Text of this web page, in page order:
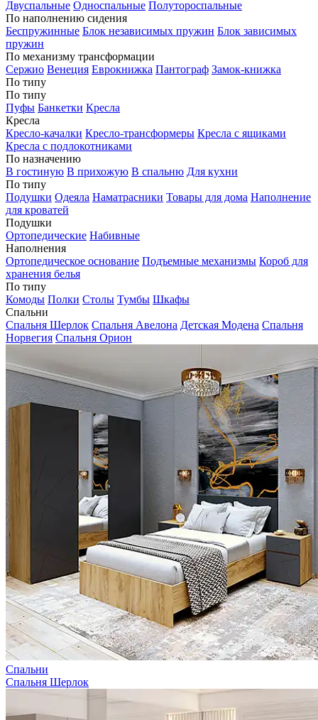
Двуспальные Односпальные Полутороспальные
По наполнению сидения
Беспружинные Блок независимых пружин Блок зависимых
пружин
По механизму трансформации
Сержио Венеция Еврокнижка Пантограф Замок-книжка
По типу
По типу
Пуфы Банкетки Кресла
Кресла
Кресло-качалки Кресло-трансформеры Кресла с ящиками
Кресла с подлокотниками
По назначению
В гостиную В прихожую В спальню Для кухни
По типу
Подушки Одеяла Наматрасники Товары для дома Наполнение
для кроватей
Подушки
Ортопедические Набивные
Наполнения
Ортопедическое основание Подъемные механизмы Короб для
хранения белья
По типу
Комоды Полки Столы Тумбы Шкафы
Спальни
Спальня Шерлок Спальня Авелона Детская Модена Спальня
Норвегия Спальня Орион
Спальни
Спальня Шерлок